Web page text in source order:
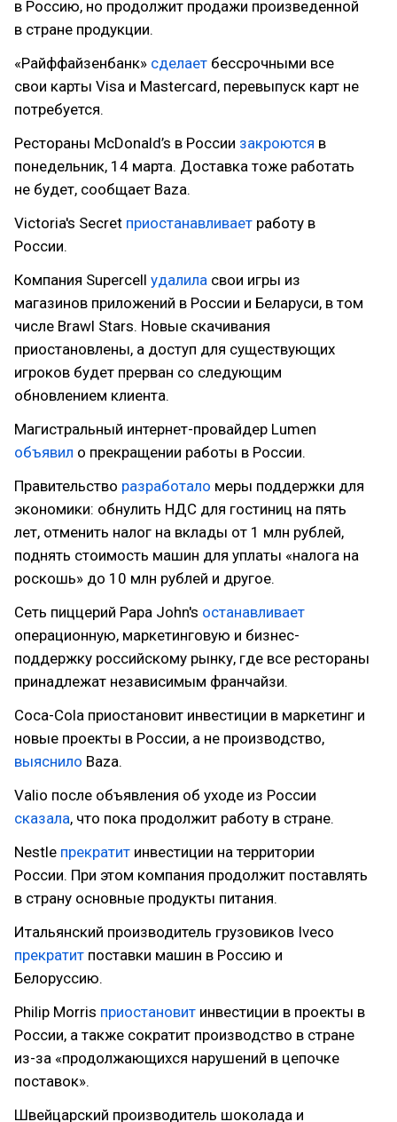
в Россию, но продолжит продажи произведенной
в стране продукции.
«Райффайзенбанк» сделает бессрочными все
свои карты Visa и Mastercard, перевыпуск карт не
потребуется.
Рестораны McDonald’s в России закроются в
понедельник, 14 марта. Доставка тоже работать
не будет, сообщает Baza.
Victoria's Secret приостанавливает работу в
России.
Компания Supercell удалила свои игры из
магазинов приложений в России и Беларуси, в том
числе Brawl Stars. Новые скачивания
приостановлены, а доступ для существующих
игроков будет прерван со следующим
обновлением клиента.
Магистральный интернет-провайдер Lumen
объявил о прекращении работы в России.
Правительство разработало меры поддержки для
экономики: обнулить НДС для гостиниц на пять
лет, отменить налог на вклады от 1 млн рублей,
поднять стоимость машин для уплаты «налога на
роскошь» до 10 млн рублей и другое.
Cеть пиццерий Papa John's останавливает
операционную, маркетинговую и бизнес-
поддержку российскому рынку, где все рестораны
принадлежат независимым франчайзи.
Coca-Cola приостановит инвестиции в маркетинг и
новые проекты в России, а не производство,
выяснило Baza.
Valio после объявления об уходе из России
сказала, что пока продолжит работу в стране.
Nestle прекратит инвестиции на территории
России. При этом компания продолжит поставлять
в страну основные продукты питания.
Итальянский производитель грузовиков Iveco
прекратит поставки машин в Россию и
Белоруссию.
Philip Morris приостановит инвестиции в проекты в
России, а также сократит производство в стране
из-за «продолжающихся нарушений в цепочке
поставок».
Швейцарский производитель шоколада и